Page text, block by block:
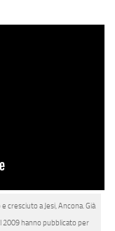
e cresciuto a Jesi, Ancona. Già
2009 hanno pubblicato per